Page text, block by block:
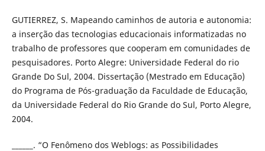
GUTIERREZ, S. Mapeando caminhos de autoria e autonomia:
a inserção das tecnologias educacionais informatizadas no
trabalho de professores que cooperam em comunidades de
pesquisadores. Porto Alegre: Universidade Federal do rio
Grande Do Sul, 2004. Dissertação (Mestrado em Educação)
do Programa de Pós-graduação da Faculdade de Educação,
da Universidade Federal do Rio Grande do Sul, Porto Alegre,
2004.
______. “O Fenômeno dos Weblogs: as Possibilidades